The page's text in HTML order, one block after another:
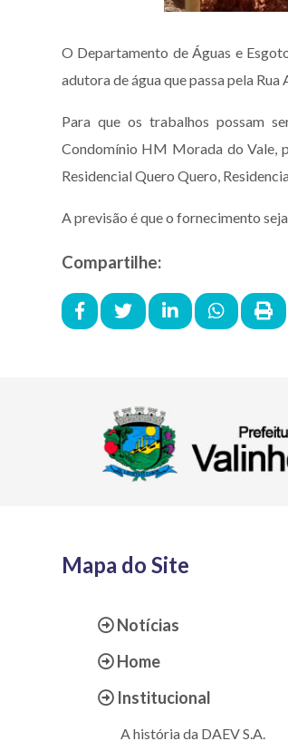
O Departamento de Águas e
adutora de água que passa pela
Para que os trabalhos possam
Condomínio HM Morada do Vale,
Residencial Quero Quero,
A previsão é que o fornecimento
Compartilhe:
Mapa do Site
Notícias
Home
Institucional
A história da DAEV S.A.